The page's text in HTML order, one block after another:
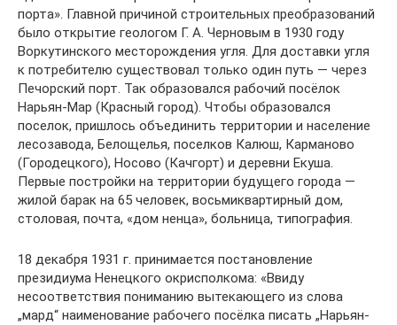
порта». Главной причиной строительных преобразований
было открытие геологом Г. А. Черновым в 1930 году
Воркутинского месторождения угля. Для доставки угля
к потребителю существовал только один путь — через
Печорский порт. Так образовался рабочий посёлок
Нарьян-Мар (Красный город). Чтобы образовался
поселок, пришлось объединить территории и население
лесозавода, Белощелья, поселков Калюш, Карманово
(Городецкого), Носово (Качгорт) и деревни Екуша.
Первые постройки на территории будущего города —
жилой барак на 65 человек, восьмиквартирный дом,
столовая, почта, «дом ненца», больница, типография.
18 декабря 1931 г. принимается постановление
президиума Ненецкого окрисполкома: «Ввиду
несоответствия пониманию вытекающего из слова
„мард“ наименование рабочего посёлка писать „Нарьян-